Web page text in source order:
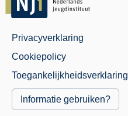
Juridisch
Menu
Privacyverklaring
Cookiepolicy
Toegankelijkheidsverklaring
Informatie gebruiken?